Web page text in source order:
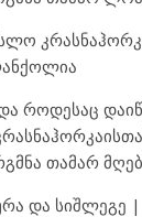
როდესაც
თამარ
და სიშლეგე